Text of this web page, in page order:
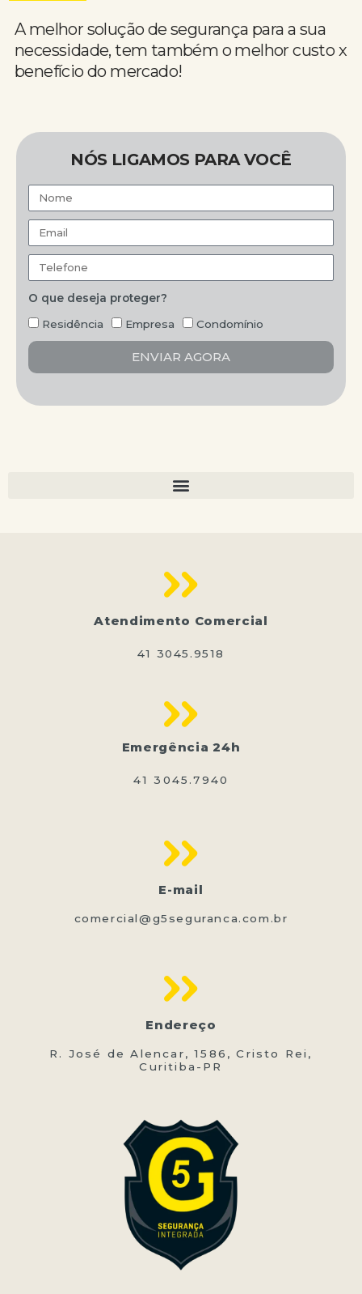
A melhor solução de segurança para a sua
necessidade, tem também o melhor custo x
benefício do mercado!
NÓS LIGAMOS PARA VOCÊ
Nome
Email
Telefone
O que deseja proteger?
Proteção
Residência Empresa Condomínio
ENVIAR AGORA
Atendimento Comercial
41 3045.9518
Emergência 24h
41 3045.7940
E-mail
comercial@g5seguranca.com.br
Endereço
R. José de Alencar, 1586, Cristo Rei,
Curitiba-PR